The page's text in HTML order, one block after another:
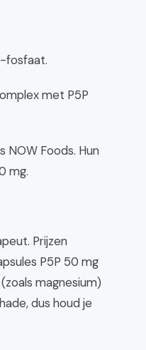
fosfaat.
met P5P
NOW Foods. Hun
mg.
Prijzen
P5P 50 mg
magnesium)
dus houd je